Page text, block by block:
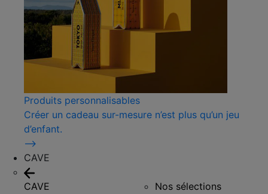
Produits personnalisables
Créer un cadeau sur-mesure n’est plus qu’un jeu
d’enfant.
⟶
CAVE
CAVE
Nos sélections